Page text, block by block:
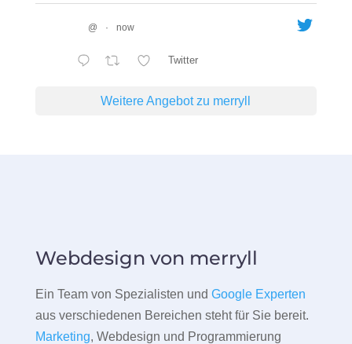
@ · now
Twitter
Weitere Angebot zu merryll
Webdesign von merryll
Ein Team von Spezialisten und Google Experten
aus verschiedenen Bereichen steht für Sie bereit.
Marketing, Webdesign und Programmierung